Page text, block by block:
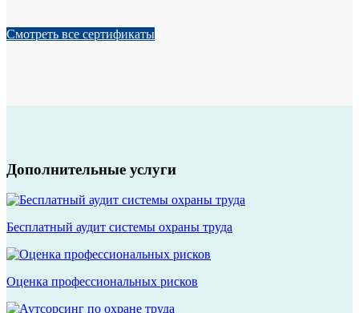
Смотреть все сертификаты
Дополнительные услуги
Бесплатный аудит системы охраны труда
Оценка профессиональных рисков